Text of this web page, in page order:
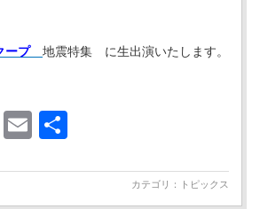
ープ 地震特集 に生出演いたします。
LineEmail
カテゴリ： トピックス